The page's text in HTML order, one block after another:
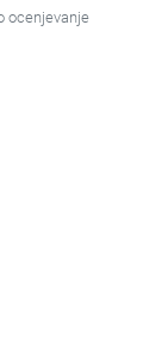
ocenjevanje